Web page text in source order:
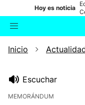
Hoy es noticia
Buscador
Inicio
Escuchar
MEMORÁNDUM